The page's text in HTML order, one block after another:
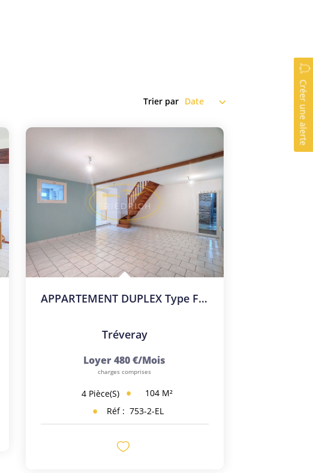
Créer une alerte
Trier par
APPARTEMENT DUPLEX Type F4 Avec Garage
Tréveray
Loyer 480 €/mois
charges comprises
4 Pièce(s) 104 M²
Réf : 753-2-EL